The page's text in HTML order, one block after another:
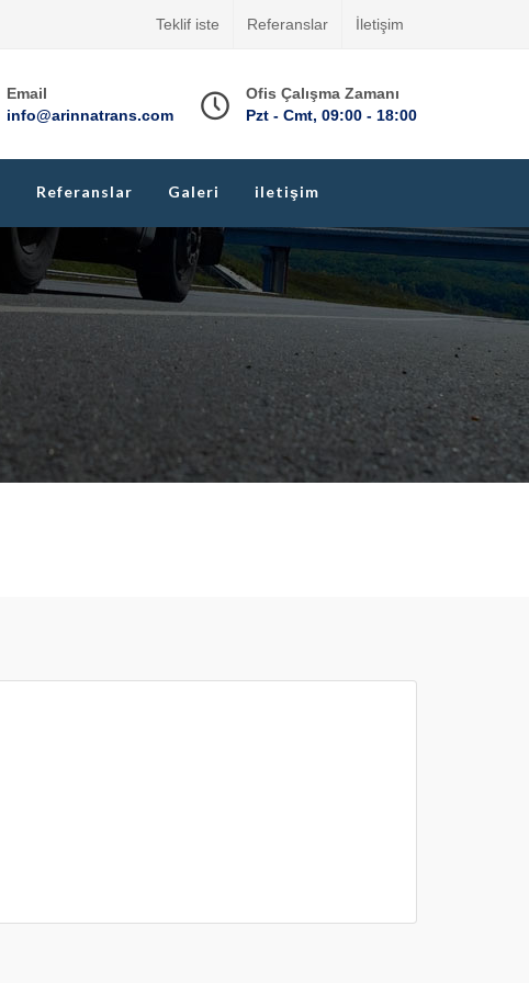
Teklif iste Referanslar İletişim
Email
info@arinnatrans.com
Ofis Çalışma Zamanı
Pzt - Cmt, 09:00 - 18:00
Referanslar Galeri iletişim